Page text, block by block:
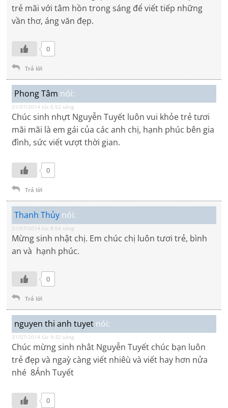
trẻ mãi với tâm hồn trong sáng để viết tiếp những
vần thơ, áng văn đẹp.
0
Trả lời
Phong Tâm nói:
31/07/2014 lúc 6:52 sáng
Chúc sinh nhựt Nguyễn Tuyết luôn vui khỏe trẻ tươi
mãi mãi là em gái của các anh chị, hạnh phúc bên gia
đình, sức viết vượt thời gian.
0
Trả lời
Thanh Thủy nói:
31/07/2014 lúc 8:54 sáng
Mừng sinh nhật chị. Em chúc chị luôn tươi trẻ, bình
an và hạnh phúc.
0
Trả lời
nguyen thi anh tuyet nói:
31/07/2014 lúc 9:32 sáng
Chúc mừng sinh nhât Nguyễn Tuyết chúc bạn luôn
trẻ đẹp và ngaỳ càng viết nhiêù và viết hay hơn nửa
nhé 8Ánh Tuyết
0